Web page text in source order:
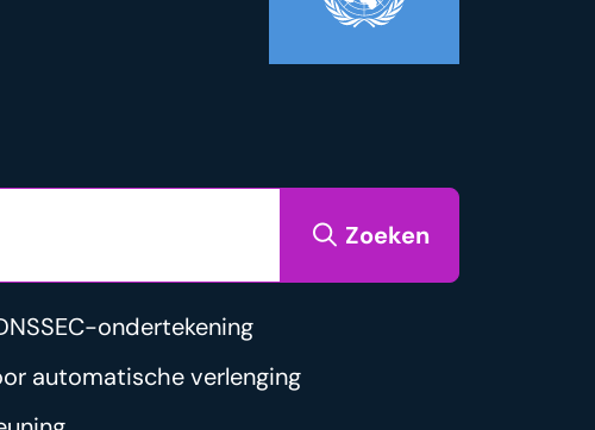
Zoeken
ondertekening
automatische verlenging